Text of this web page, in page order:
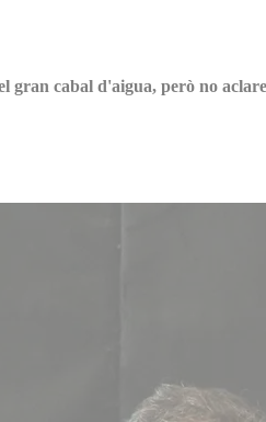
gran cabal d'aigua, però no